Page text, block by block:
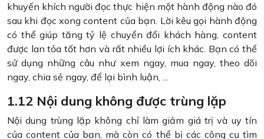
khuyến khích người đọc thực hiện một hành động nào đó
sau khi đọc xong content của bạn. Lời kêu gọi hành động
có thể giúp tăng tỷ lệ chuyển đổi khách hàng, content
được lan tỏa tốt hơn và rất nhiều lợi ích khác. Bạn có thể
sử dụng những câu như xem ngay, mua ngay, theo dõi
ngay, chia sẻ ngay, để lại bình luận, ...
1.12 Nội dung không được trùng lặp
Nội dung trùng lặp không chỉ làm giảm giá trị và uy tín
của content của bạn, mà còn có thể bị các công cụ tìm